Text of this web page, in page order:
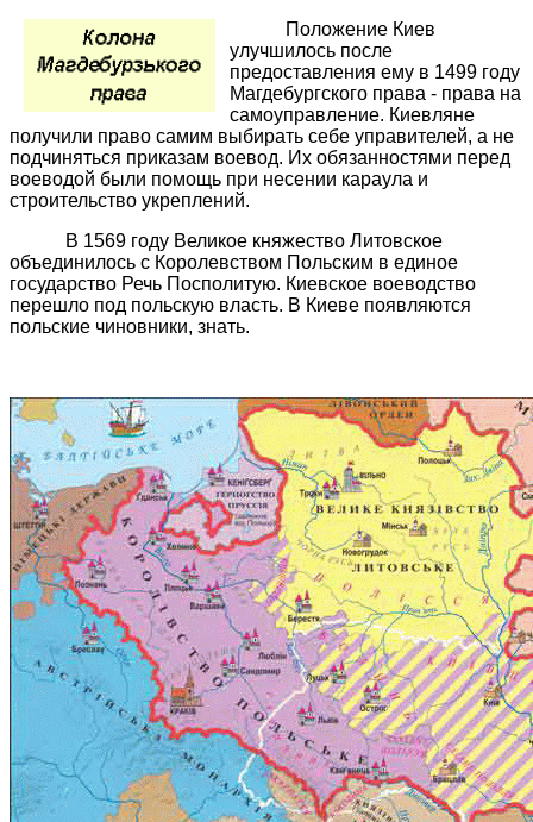
Положение Киев
улучшилось после
предоставления ему в 1499 году
Магдебургского права - права на
самоуправление. Киевляне
получили право самим выбирать себе управителей, а не
подчиняться приказам воевод. Их обязанностями перед
воеводой были помощь при несении караула и
строительство укреплений.
В 1569 году Великое княжество Литовское
объединилось с Королевством Польским в единое
государство Речь Посполитую. Киевское воеводство
перешло под польскую власть. В Киеве появляются
польские чиновники, знать.